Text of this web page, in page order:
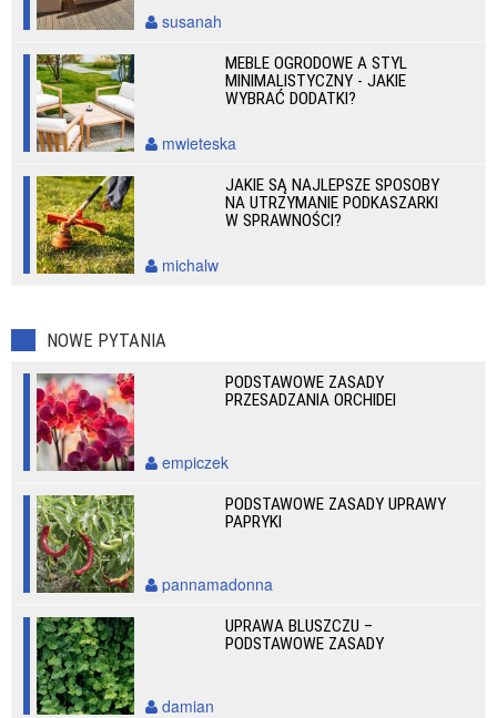
susanah
MEBLE OGRODOWE A STYL
MINIMALISTYCZNY - JAKIE
WYBRAĆ DODATKI?
mwieteska
JAKIE SĄ NAJLEPSZE SPOSOBY
NA UTRZYMANIE PODKASZARKI
W SPRAWNOŚCI?
michalw
NOWE PYTANIA
PODSTAWOWE ZASADY
PRZESADZANIA ORCHIDEI
empiczek
PODSTAWOWE ZASADY UPRAWY
PAPRYKI
pannamadonna
UPRAWA BLUSZCZU –
PODSTAWOWE ZASADY
damian